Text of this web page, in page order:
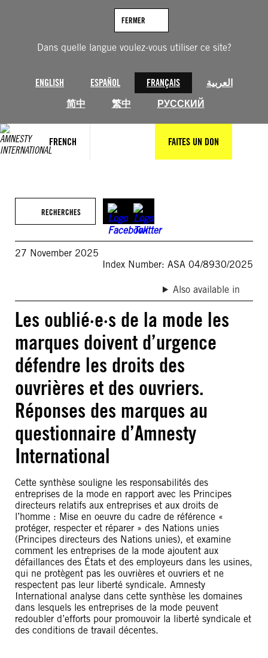
Dans quelle langue voulez-vous utiliser ce site?
ENGLISH ESPAÑOL FRANÇAIS
العربية
简中
繁中 РУССКИЙ
FERMER
FRENCH FAITES UN DON
RECHERCHES
27 November 2025
Index Number: ASA 04/8930/2025
Also available in
Les oublié·e·s de la mode les
marques doivent d’urgence
défendre les droits des
ouvrières et des ouvriers.
Réponses des marques au
questionnaire d’Amnesty
International
Cette synthèse souligne les responsabilités des
entreprises de la mode en rapport avec les Principes
directeurs relatifs aux entreprises et aux droits de
l’homme : Mise en oeuvre du cadre de référence «
protéger, respecter et réparer » des Nations unies
(Principes directeurs des Nations unies), et examine
comment les entreprises de la mode ajoutent aux
défaillances des États et des employeurs dans les usines,
qui ne protègent pas les ouvrières et ouvriers et ne
respectent pas leur liberté syndicale. Amnesty
International analyse dans cette synthèse les domaines
dans lesquels les entreprises de la mode peuvent
redoubler d’efforts pour promouvoir la liberté syndicale et
des conditions de travail décentes.